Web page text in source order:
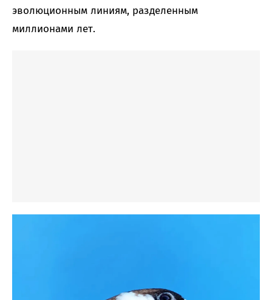
эволюционным линиям, разделенным
миллионами лет.